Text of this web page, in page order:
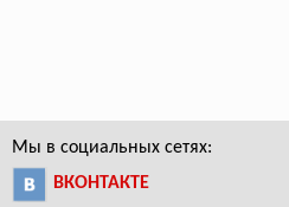
Мы в социальных сетях:
ВКОНТАКТЕ